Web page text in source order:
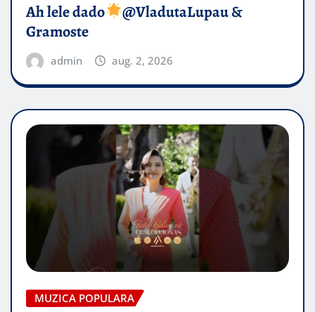
Ah lele dado​
@VladutaLupau &
Gramoste
admin aug. 2, 2026
MUZICA POPULARA